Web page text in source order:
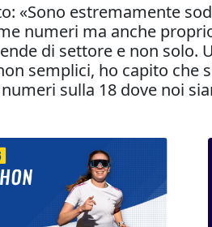
«Sono estremamente
numeri ma anche
di settore e non
semplici, ho capito che
sulla 18 dove noi